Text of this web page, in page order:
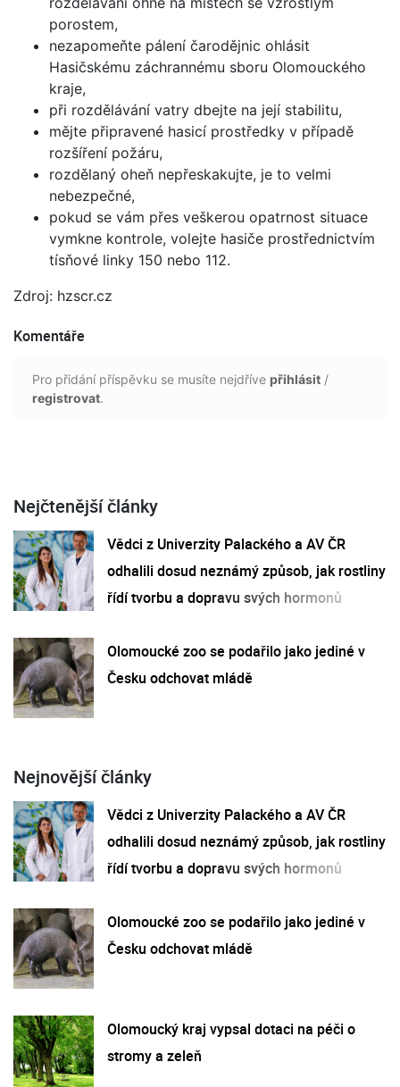
porostem,
nezapomeňte pálení čarodějnic ohlásit
Hasičskému záchrannému sboru Olomouckého
kraje,
při rozdělávání vatry dbejte na její stabilitu,
mějte připravené hasicí prostředky v případě
rozšíření požáru,
rozdělaný oheň nepřeskakujte, je to velmi
nebezpečné,
pokud se vám přes veškerou opatrnost situace
vymkne kontrole, volejte hasiče prostřednictvím
tísňové linky 150 nebo 112.
Zdroj: hzscr.cz
Komentáře
Pro přidání příspěvku se musíte nejdříve přihlásit /
registrovat.
Nejčtenější články
Vědci z Univerzity Palackého a AV ČR
odhalili dosud neznámý způsob, jak rostliny
řídí tvorbu a dopravu svých hormonů
Olomoucké zoo se podařilo jako jediné v
Česku odchovat mládě
Nejnovější články
Vědci z Univerzity Palackého a AV ČR
odhalili dosud neznámý způsob, jak rostliny
řídí tvorbu a dopravu svých hormonů
Olomoucké zoo se podařilo jako jediné v
Česku odchovat mládě
Olomoucký kraj vypsal dotaci na péči o
stromy a zeleň